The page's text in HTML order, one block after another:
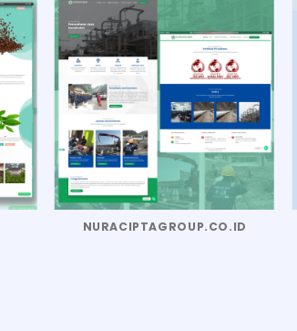
NURACIPTAGROUP.CO.ID